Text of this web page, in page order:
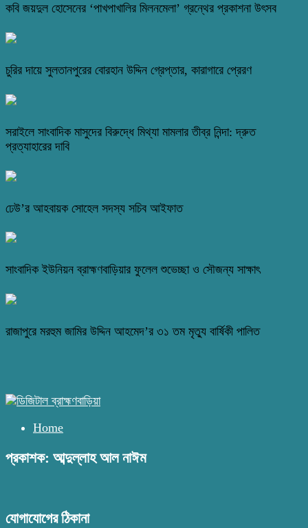
কবি জয়দুল হোসেনের ‘পাখপাখালির মিলনমেলা’ গ্রন্থের প্রকাশনা উৎসব
চুরির দায়ে সুলতানপুরের বোরহান উদ্দিন গ্রেপ্তার, কারাগারে প্রেরণ
সরাইলে সাংবাদিক মাসুদের বিরুদ্ধে মিথ্যা মামলার তীব্র নিন্দা: দ্রুত
প্রত্যাহারের দাবি
ঢেউ’র আহবায়ক সোহেল সদস্য সচিব আইফাত
সাংবাদিক ইউনিয়ন ব্রাহ্মণবাড়িয়ার ফুলেল শুভেচ্ছা ও সৌজন্য সাক্ষাৎ
রাজাপুরে মরহুম জামির উদ্দিন আহমেদ’র ৩১ তম মৃত্যু বার্ষিকী পালিত
Home
প্রকাশক: আব্দুল্লাহ আল নাঈম
যোগাযোগের ঠিকানা